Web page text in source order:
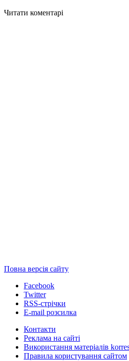
Читати коментарі
Повна версія сайту
Facebook
Twitter
RSS-стрічки
E-mail розсилка
Контакти
Реклама на сайті
Використання матеріалів
Правила користування сайтом